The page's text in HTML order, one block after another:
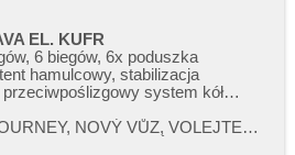
EL. KUFR
6 biegów, 6x poduszka
hamulcowy, stabilizacja
system kół
ruchu, asystent martwego
NOVÝ VŮZ,​ VOLEJTE